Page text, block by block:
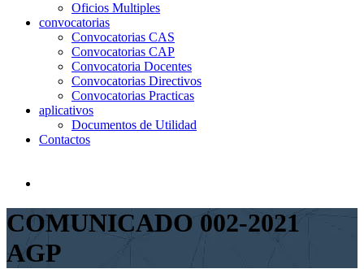
Oficios Multiples
convocatorias
Convocatorias CAS
Convocatorias CAP
Convocatoria Docentes
Convocatorias Directivos
Convocatorias Practicas
aplicativos
Documentos de Utilidad
Contactos
COMUNICADO 002-2021
AGP